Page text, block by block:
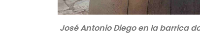
José Antonio Diego en la barrica